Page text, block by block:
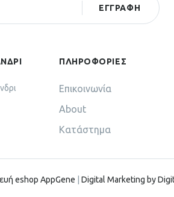
ΠΛΗΡΟΦΟΡΙΕΣ
Επικοινωνία
About
Κατάστημα
eshop AppGene Digital Marketing by